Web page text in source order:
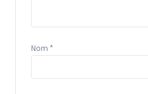
Nom *